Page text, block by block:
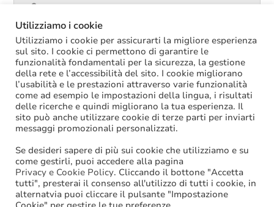
ULTIME NOTIZIE
La soppressione dei vecchi tetti di spesa
offre più margini anche per l’aumento del
salario accessorio
ACCRUAL: come si registrano i
trasferimenti vincolati per investimenti
riscossi prima del 2025?
Oggi in Cdm il nuovo “Decreto PA”: molte
le novità di interesse per gli enti locali
Niente assunzioni tramite scorrimento di
graduatorie di mobilità
Utilizziamo i cookie
Utilizziamo i cookie per assicurarti la migliore esperienza
sul sito. I cookie ci permettono di garantire le
funzionalità fondamentali per la sicurezza, la gestione
della rete e l’accessibilità del sito. I cookie migliorano
l’usabilità e le prestazioni attraverso varie funzionalità
come ad esempio le impostazioni della lingua, i risultati
delle ricerche e quindi migliorano la tua esperienza. Il
sito può anche utilizzare cookie di terze parti per inviarti
messaggi promozionali personalizzati.
Se desideri sapere di più sui cookie che utilizziamo e su
come gestirli, puoi accedere alla pagina
Privacy e Cookie Policy. Cliccando il bottone "Accetta
tutti", presterai il consenso all'utilizzo di tutti i cookie, in
alternatvia puoi cliccare il pulsante "Impostazione